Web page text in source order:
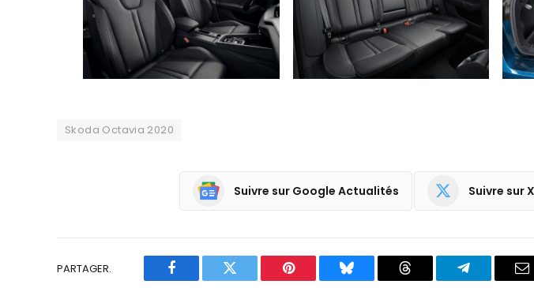
Skoda Octavia 2020
Suivre sur Google Actualités Suivre sur
PARTAGER.
Facebook Twitter Pinterest Bluesky Threads
Partager